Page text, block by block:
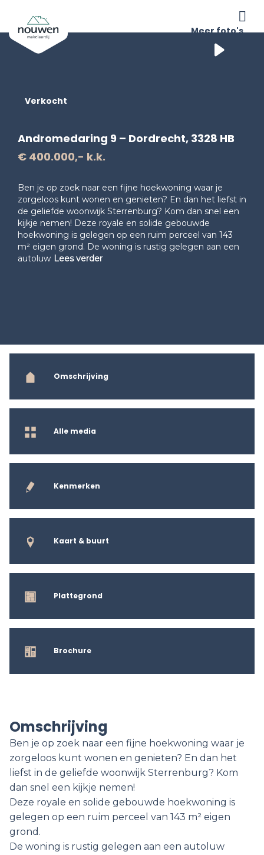
Meer foto's
Verkocht
Andromedaring 9 – Dordrecht, 3328 HB
€ 400.000,- k.k.
Ben je op zoek naar een fijne hoekwoning waar je
zorgeloos kunt wonen en genieten? En dan het liefst in
de geliefde woonwijk Sterrenburg? Kom dan snel een
kijkje nemen! Deze royale en solide gebouwde
hoekwoning is gelegen op een ruim perceel van 143
m² eigen grond. De woning is rustig gelegen aan een
autoluw Lees verder
Omschrijving
Alle media
Kenmerken
Kaart & buurt
Plattegrond
Brochure
Omschrijving
Ben je op zoek naar een fijne hoekwoning waar je
zorgeloos kunt wonen en genieten? En dan het
liefst in de geliefde woonwijk Sterrenburg? Kom
dan snel een kijkje nemen!
Deze royale en solide gebouwde hoekwoning is
gelegen op een ruim perceel van 143 m² eigen
grond.
De woning is rustig gelegen aan een autoluw